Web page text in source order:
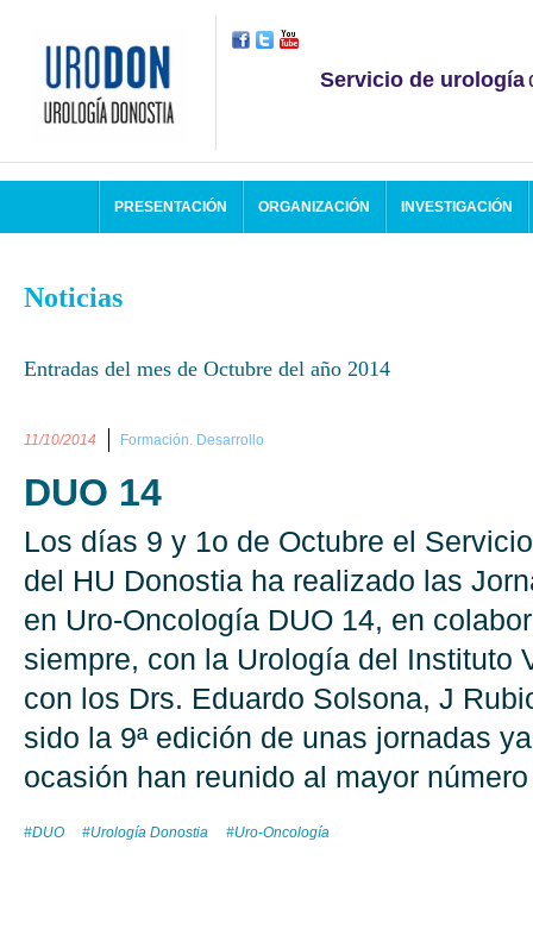
Servicio de urología
PRESENTACIÓN ORGANIZACIÓN INVESTIGACIÓN
Noticias
Entradas del mes de Octubre del año 2014
11/10/2014 Formación. Desarrollo
DUO 14
Los días 9 y 1o de Octubre el
del HU Donostia ha realizado las
en Uro-Oncología DUO 14, en
siempre, con la Urología del Instituto
con los Drs. Eduardo Solsona, J
sido la 9ª edición de unas jornadas
ocasión han reunido al mayor
#DUO #Urología Donostia #Uro-Oncología